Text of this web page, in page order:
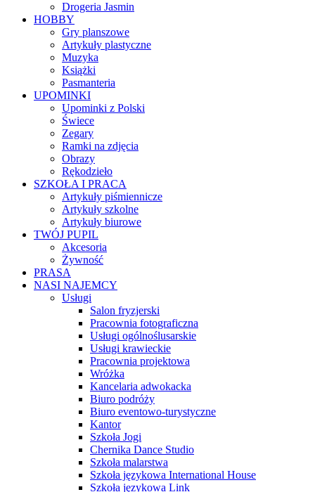
Drogeria Jasmin
HOBBY
Gry planszowe
Artykuły plastyczne
Muzyka
Książki
Pasmanteria
UPOMINKI
Upominki z Polski
Świece
Zegary
Ramki na zdjęcia
Obrazy
Rękodzieło
SZKOŁA I PRACA
Artykuły piśmiennicze
Artykuły szkolne
Artykuły biurowe
TWÓJ PUPIL
Akcesoria
Żywność
PRASA
NASI NAJEMCY
Usługi
Salon fryzjerski
Pracownia fotograficzna
Usługi ogólnoślusarskie
Usługi krawieckie
Pracownia projektowa
Wróżka
Kancelaria adwokacka
Biuro podróży
Biuro eventowo-turystyczne
Kantor
Szkoła Jogi
Chernika Dance Studio
Szkoła malarstwa
Szkoła językowa International House
Szkoła językowa Link